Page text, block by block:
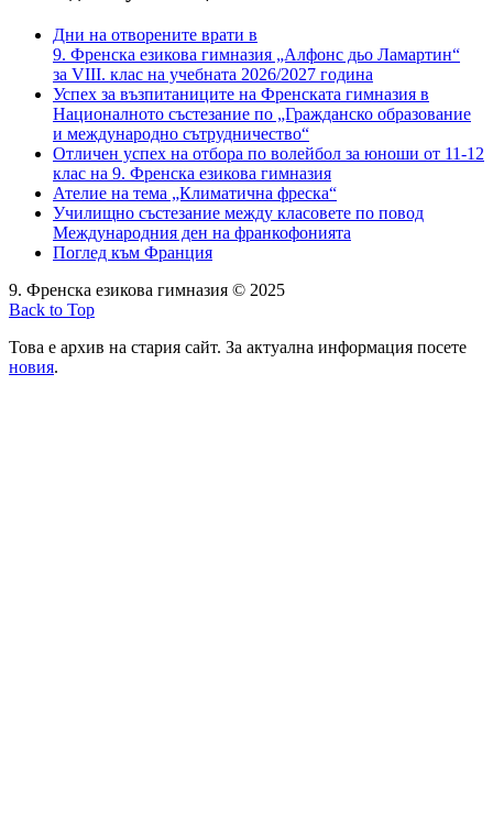
Дни на отворените врати в
9. Френска езикова гимназия „Алфонс дьо Ламартин“
за VIII. клас на учебната 2026/2027 година
Успех за възпитаниците на Френската гимназия в
Националното състезание по „Гражданско образование
и международно сътрудничество“
Отличен успех на отбора по волейбол за юноши от 11-12
клас на 9. Френска езикова гимназия
Ателие на тема „Климатична фреска“
Училищно състезание между класовете по повод
Международния ден на франкофонията
Поглед към Франция
9. Френска езикова гимназия © 2025
Back to Top
Това е архив на стария сайт. За актуална информация посете
новия.